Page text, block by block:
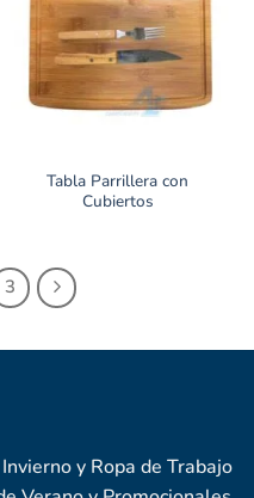
Tabla Parrillera con
Cubiertos
3
y Ropa de Trabajo